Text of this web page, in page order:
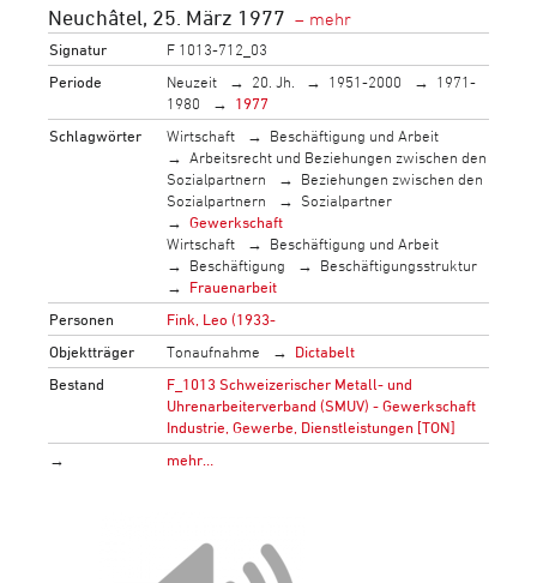
Neuchâtel, 25. März 1977
Signatur
F 1013-712_03
Periode
Neuzeit 20. Jh. 1951-2000
1971-
1980
1977
Schlagwörter
Wirtschaft
Beschäftigung und Arbeit
Arbeitsrecht und Beziehungen zwischen den
Sozialpartnern
Beziehungen zwischen den
Sozialpartnern
Sozialpartner
Gewerkschaft
Wirtschaft
Beschäftigung und Arbeit
Beschäftigung
Beschäftigungsstruktur
Frauenarbeit
Personen
Fink, Leo (1933-
Objektträger
Tonaufnahme
Dictabelt
Bestand
F_1013 Schweizerischer Metall- und
Uhrenarbeiterverband (SMUV) - Gewerkschaft
Industrie, Gewerbe, Dienstleistungen [TON]
→
mehr…